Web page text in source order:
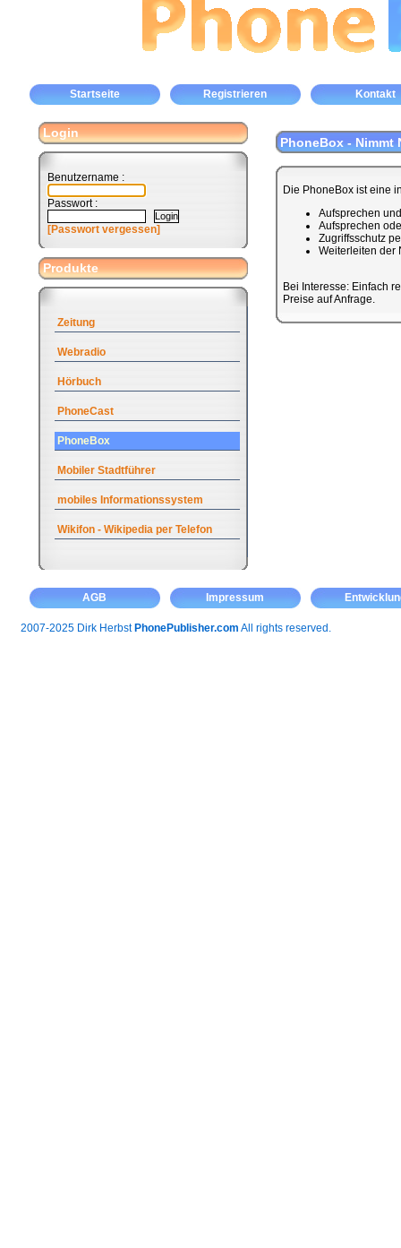
Startseite Registrieren Kontakt
Login
Benutzername :
Passwort :
[Passwort vergessen]
Produkte
Zeitung
Webradio
Hörbuch
PhoneCast
PhoneBox
Mobiler Stadtführer
mobiles Informationssystem
Wikifon - Wikipedia per Telefon
PhoneBox - Nimmt
Die PhoneBox ist eine
Aufsprechen
Aufsprechen
Zugriffsschutz
Weiterleiten der
Bei Interesse: Einfach
Preise auf Anfrage.
AGB Impressum
2007-2025 Dirk Herbst PhonePublisher.com All rights reserved.